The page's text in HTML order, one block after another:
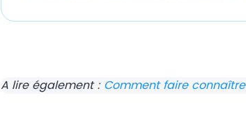
A lire également : Comment faire